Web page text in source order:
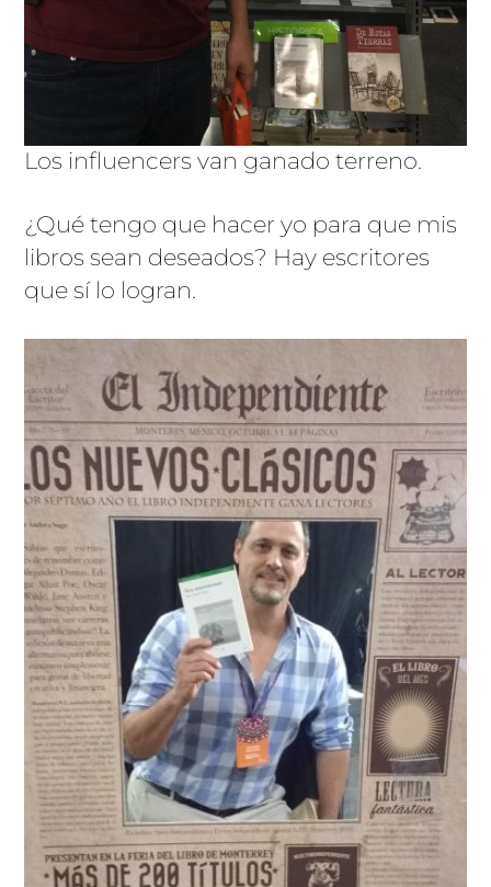
Los influencers van ganado terreno.
¿Qué tengo que hacer yo para que mis
libros sean deseados? Hay escritores
que sí lo logran.